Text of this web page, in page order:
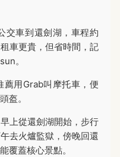
交車到還劍湖，車程約
車更貴，但省時間，記
。
用Grab叫摩托車，便
盔。
上從還劍湖開始，步行
去火爐監獄，傍晚回還
覆蓋核心景點。